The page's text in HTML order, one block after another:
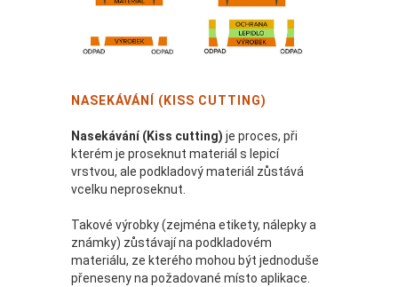
NASEKÁVÁNÍ (KISS CUTTING)
Nasekávání (Kiss cutting) je proces, při
kterém je proseknut materiál s lepicí
vrstvou, ale podkladový materiál zůstává
vcelku neproseknut.
Takové výrobky (zejména etikety, nálepky a
známky) zůstávají na podkladovém
materiálu, ze kterého mohou být jednoduše
přeneseny na požadované místo aplikace.